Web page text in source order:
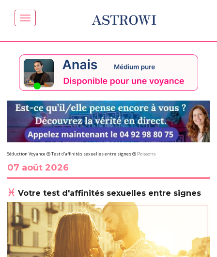
ASTROWI
Séduction Voyance Test d'affinités sexuelles entre signes Poissons
07 août 2026
Votre test d'affinités sexuelles entre signes